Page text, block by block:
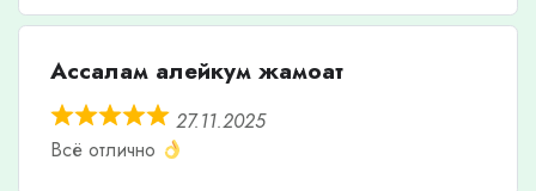
Ассалам алейкум жамоат
27.11.2025
Всё отлично